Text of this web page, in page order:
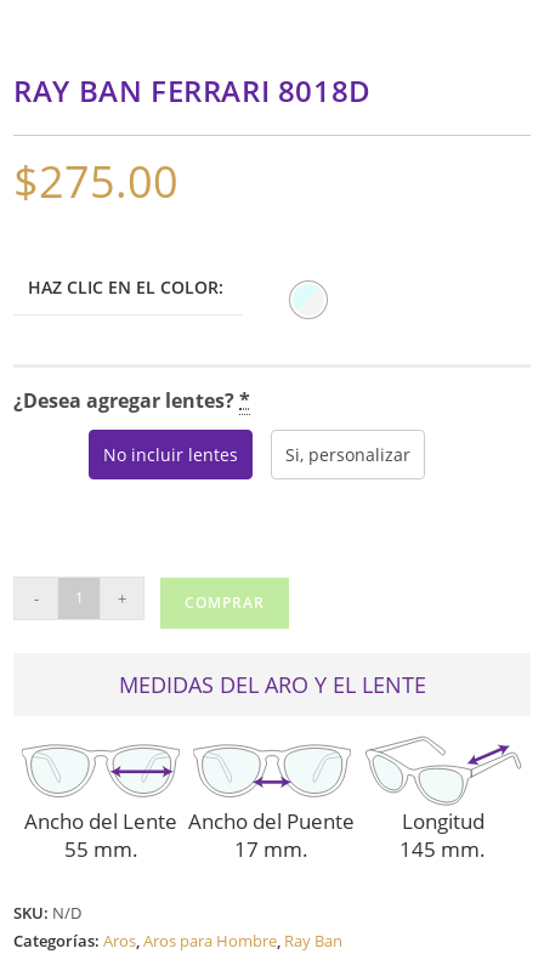
RAY BAN FERRARI 8018D
$275.00
HAZ CLIC EN EL COLOR:
¿Desea agregar lentes?*
No incluir lentes Si, personalizar
BAN
- + COMPRAR
MEDIDAS DEL ARO Y EL LENTE
Ancho del Lente
55 mm.
Ancho del Puente
17 mm.
Longitud
145 mm.
SKU: N/D
Categorías:Aros,Aros para Hombre, Ray Ban